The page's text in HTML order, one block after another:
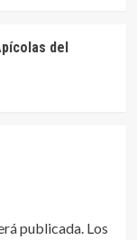
del
publicada. Los